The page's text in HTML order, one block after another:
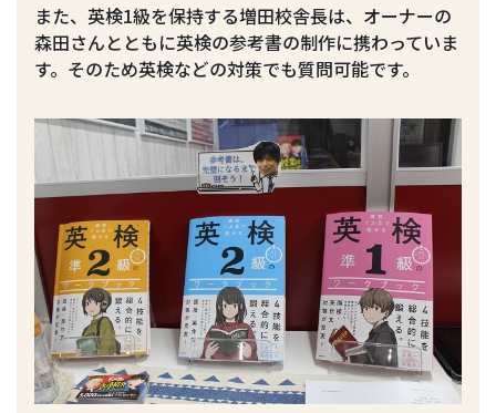
また、英検1級を保持する増田校舎長は、オーナーの
森田さんとともに英検の参考書の制作に携わっていま
す。そのため英検などの対策でも質問可能です。